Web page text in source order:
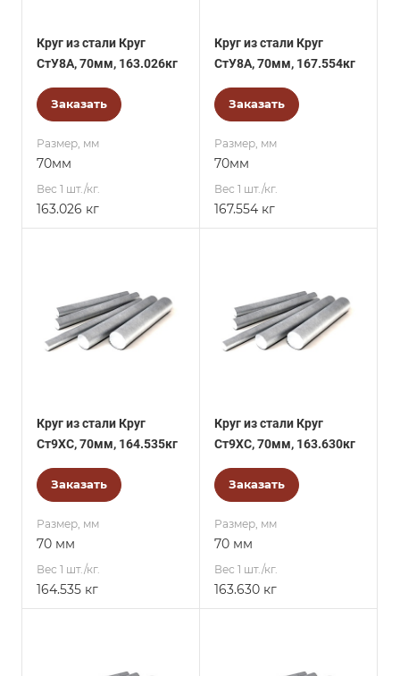
Круг из стали Круг
СтУ8А, 70мм, 163.026кг
Заказать
Размер, мм
70мм
Вес 1 шт./кг.
163.026 кг
Круг из стали Круг
СтУ8А, 70мм, 167.554кг
Заказать
Размер, мм
70мм
Вес 1 шт./кг.
167.554 кг
Круг из стали Круг
Ст9ХС, 70мм, 164.535кг
Заказать
Размер, мм
70 мм
Вес 1 шт./кг.
164.535 кг
Круг из стали Круг
Ст9ХС, 70мм, 163.630кг
Заказать
Размер, мм
70 мм
Вес 1 шт./кг.
163.630 кг